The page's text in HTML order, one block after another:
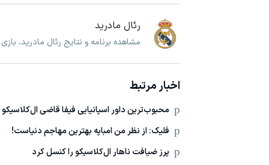
رئال مادرید
مشاهده برنامه و نتایج رئال مادرید،
اخبار مرتبط
محبوب‌ترین داور اسپانیایی فیفا قاضی
فلیک: از نظر من امباپه بهترین مهاجم دنیاست!
پرز ضیافت ناهار ال‌کلاسیکو را کنسل کرد